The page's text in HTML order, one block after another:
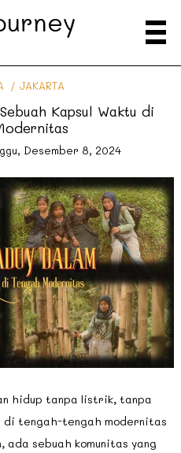
JAKARTA
Kapsul Waktu di
Desember 8, 2024
hidup tanpa listrik, tanpa
di tengah-tengah modernitas
sebuah komunitas yang